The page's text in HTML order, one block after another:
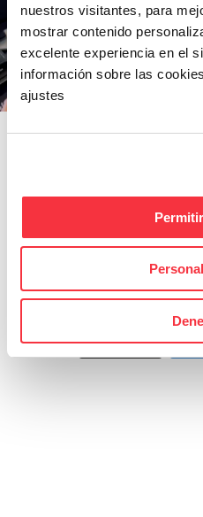
nuestros visitantes, para
mostrar contenido
excelente experiencia en el
información sobre las
ajustes
Cargar más